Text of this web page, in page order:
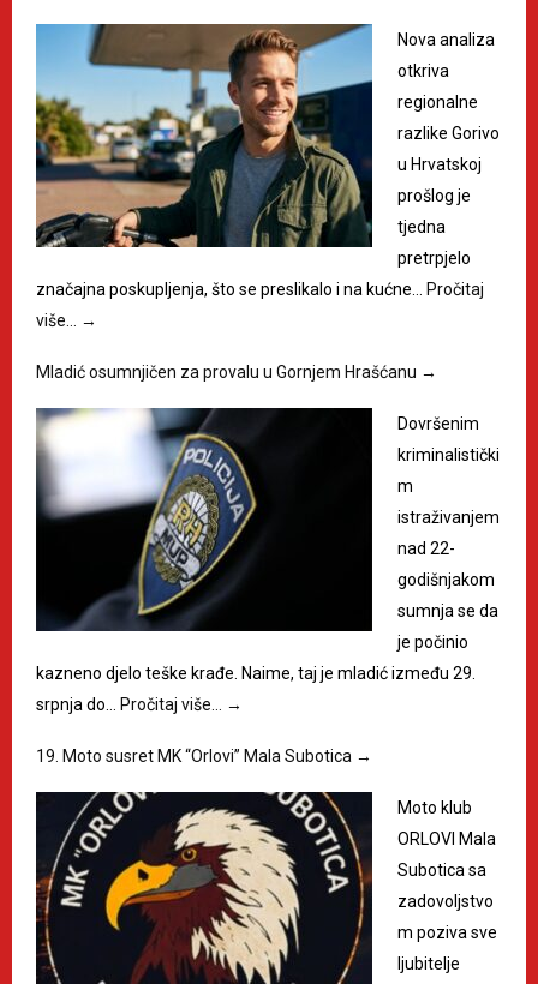
Nova analiza
otkriva
regionalne
razlike Gorivo
u Hrvatskoj
prošlog je
tjedna
pretrpjelo
značajna poskupljenja, što se preslikalo i na kućne… Pročitaj
više… →
Mladić osumnjičen za provalu u Gornjem Hrašćanu →
Dovršenim
kriminalistički
m
istraživanjem
nad 22-
godišnjakom
sumnja se da
je počinio
kazneno djelo teške krađe. Naime, taj je mladić između 29.
srpnja do… Pročitaj više… →
19. Moto susret MK “Orlovi” Mala Subotica →
Moto klub
ORLOVI Mala
Subotica sa
zadovoljstvo
m poziva sve
ljubitelje